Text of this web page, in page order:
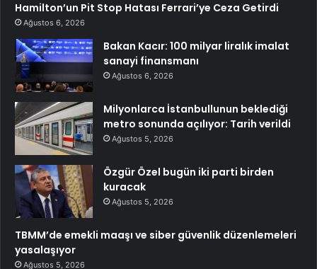
Hamilton’un Pit Stop Hatası Ferrari’ye Ceza Getirdi
Ağustos 6, 2026
Bakan Kacır: 100 milyar liralık imalat
sanayi finansmanı
Ağustos 6, 2026
Milyonlarca İstanbullunun beklediği
metro sonunda açılıyor: Tarih verildi
Ağustos 5, 2026
Özgür Özel bugün iki parti birden
kuracak
Ağustos 5, 2026
TBMM’de emekli maaşı ve siber güvenlik düzenlemeleri
yasalaşıyor
Ağustos 5, 2026